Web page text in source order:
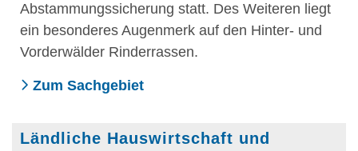
Abstammungssicherung statt. Des Weiteren liegt
ein besonderes Augenmerk auf den Hinter- und
Vorderwälder Rinderrassen.
Zum Sachgebiet
Ländliche Hauswirtschaft und